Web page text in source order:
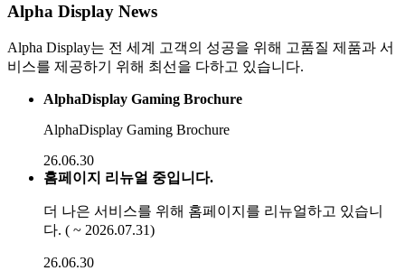
Alpha Display News
Alpha Display는 전 세계 고객의 성공을 위해 고품질 제품과 서
비스를 제공하기 위해 최선을 다하고 있습니다.
AlphaDisplay Gaming Brochure
AlphaDisplay Gaming Brochure
26.06.30
홈페이지 리뉴얼 중입니다.
더 나은 서비스를 위해 홈페이지를 리뉴얼하고 있습니
다. ( ~ 2026.07.31)
26.06.30